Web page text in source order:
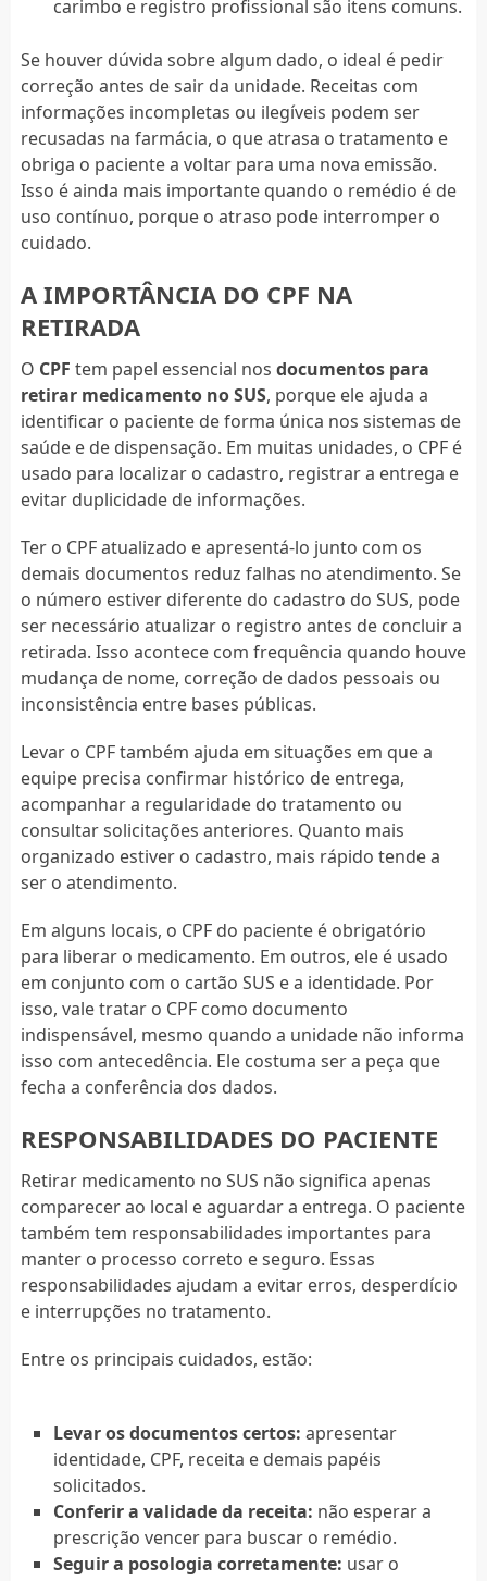
carimbo e registro profissional são itens comuns.
Se houver dúvida sobre algum dado, o ideal é pedir
correção antes de sair da unidade. Receitas com
informações incompletas ou ilegíveis podem ser
recusadas na farmácia, o que atrasa o tratamento e
obriga o paciente a voltar para uma nova emissão.
Isso é ainda mais importante quando o remédio é de
uso contínuo, porque o atraso pode interromper o
cuidado.
A IMPORTÂNCIA DO CPF NA
RETIRADA
O CPF tem papel essencial nos documentos para
retirar medicamento no SUS, porque ele ajuda a
identificar o paciente de forma única nos sistemas de
saúde e de dispensação. Em muitas unidades, o CPF é
usado para localizar o cadastro, registrar a entrega e
evitar duplicidade de informações.
Ter o CPF atualizado e apresentá-lo junto com os
demais documentos reduz falhas no atendimento. Se
o número estiver diferente do cadastro do SUS, pode
ser necessário atualizar o registro antes de concluir a
retirada. Isso acontece com frequência quando houve
mudança de nome, correção de dados pessoais ou
inconsistência entre bases públicas.
Levar o CPF também ajuda em situações em que a
equipe precisa confirmar histórico de entrega,
acompanhar a regularidade do tratamento ou
consultar solicitações anteriores. Quanto mais
organizado estiver o cadastro, mais rápido tende a
ser o atendimento.
Em alguns locais, o CPF do paciente é obrigatório
para liberar o medicamento. Em outros, ele é usado
em conjunto com o cartão SUS e a identidade. Por
isso, vale tratar o CPF como documento
indispensável, mesmo quando a unidade não informa
isso com antecedência. Ele costuma ser a peça que
fecha a conferência dos dados.
RESPONSABILIDADES DO PACIENTE
Retirar medicamento no SUS não significa apenas
comparecer ao local e aguardar a entrega. O paciente
também tem responsabilidades importantes para
manter o processo correto e seguro. Essas
responsabilidades ajudam a evitar erros, desperdício
e interrupções no tratamento.
Entre os principais cuidados, estão:
Levar os documentos certos: apresentar
identidade, CPF, receita e demais papéis
solicitados.
Conferir a validade da receita: não esperar a
prescrição vencer para buscar o remédio.
Seguir a posologia corretamente: usar o